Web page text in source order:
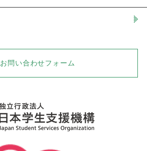
お問い合わせフォーム